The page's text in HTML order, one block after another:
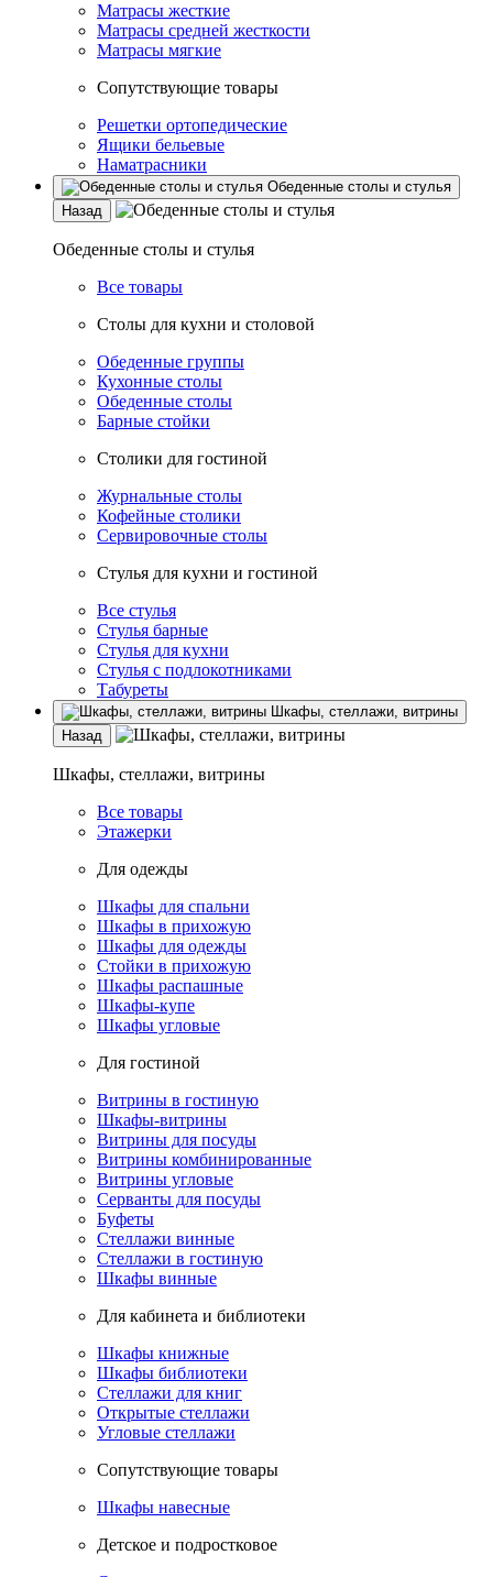
Матрасы жесткие
Матрасы средней жесткости
Матрасы мягкие
Сопутствующие товары
Решетки ортопедические
Ящики бельевые
Наматрасники
Обеденные столы и стулья
Назад
Обеденные столы и стулья
Все товары
Столы для кухни и столовой
Обеденные группы
Кухонные столы
Обеденные столы
Барные стойки
Столики для гостиной
Журнальные столы
Кофейные столики
Сервировочные столы
Стулья для кухни и гостиной
Все стулья
Стулья барные
Стулья для кухни
Стулья с подлокотниками
Табуреты
Шкафы, стеллажи, витрины
Назад
Шкафы, стеллажи, витрины
Все товары
Этажерки
Для одежды
Шкафы для спальни
Шкафы в прихожую
Шкафы для одежды
Стойки в прихожую
Шкафы распашные
Шкафы-купе
Шкафы угловые
Для гостиной
Витрины в гостиную
Шкафы-витрины
Витрины для посуды
Витрины комбинированные
Витрины угловые
Серванты для посуды
Буфеты
Стеллажи винные
Стеллажи в гостиную
Шкафы винные
Для кабинета и библиотеки
Шкафы книжные
Шкафы библиотеки
Стеллажи для книг
Открытые стеллажи
Угловые стеллажи
Сопутствующие товары
Шкафы навесные
Детское и подростковое